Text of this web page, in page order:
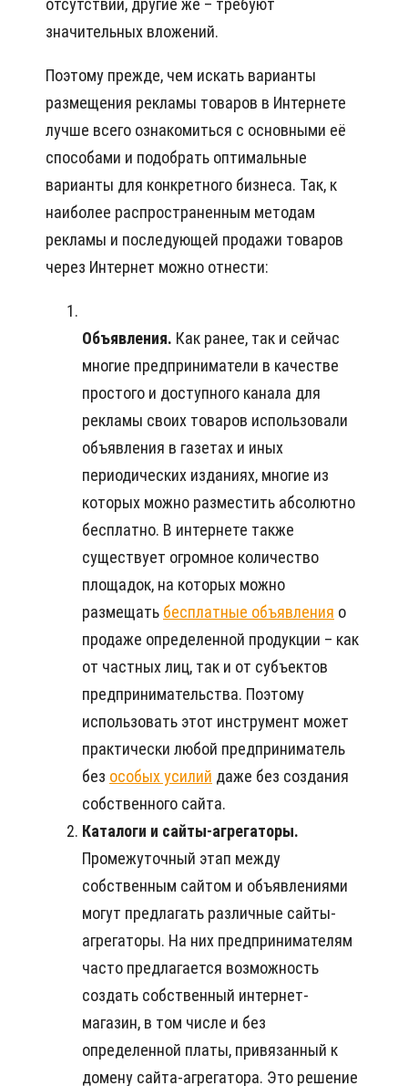
отсутствии, другие же – требуют
значительных вложений.
Поэтому прежде, чем искать варианты
размещения рекламы товаров в Интернете
лучше всего ознакомиться с основными её
способами и подобрать оптимальные
варианты для конкретного бизнеса. Так, к
наиболее распространенным методам
рекламы и последующей продажи товаров
через Интернет можно отнести:
Объявления. Как ранее, так и сейчас
многие предприниматели в качестве
простого и доступного канала для
рекламы своих товаров использовали
объявления в газетах и иных
периодических изданиях, многие из
которых можно разместить абсолютно
бесплатно. В интернете также
существует огромное количество
площадок, на которых можно
размещать бесплатные объявления о
продаже определенной продукции – как
от частных лиц, так и от субъектов
предпринимательства. Поэтому
использовать этот инструмент может
практически любой предприниматель
без особых усилий даже без создания
собственного сайта.
Каталоги и сайты-агрегаторы.
Промежуточный этап между
собственным сайтом и объявлениями
могут предлагать различные сайты-
агрегаторы. На них предпринимателям
часто предлагается возможность
создать собственный интернет-
магазин, в том числе и без
определенной платы, привязанный к
домену сайта-агрегатора. Это решение